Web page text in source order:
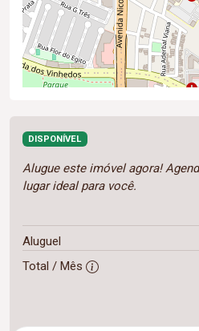
DISPONÍVEL
Alugue este imóvel agora!
lugar ideal para você.
Aluguel
Total / Mês